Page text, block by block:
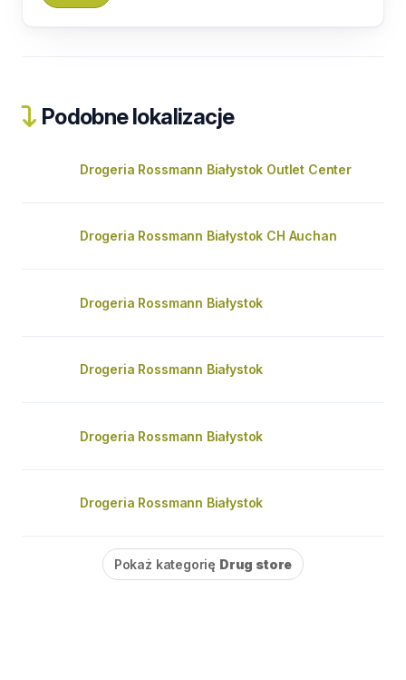
Podobne lokalizacje
Drogeria Rossmann Białystok Outlet Center
Drogeria Rossmann Białystok CH Auchan
Drogeria Rossmann Białystok
Drogeria Rossmann Białystok
Drogeria Rossmann Białystok
Drogeria Rossmann Białystok
Pokaż kategorię Drug store